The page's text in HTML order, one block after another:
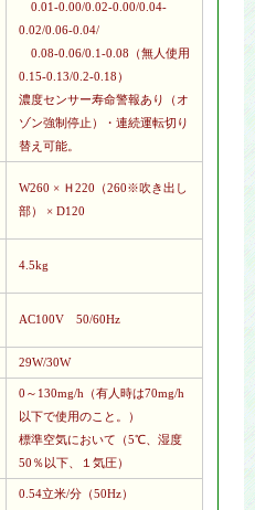
0.01-0.00/0.02-0.00/0.04-
0.02/0.06-0.04/
0.08-0.06/0.1-0.08（無人使用
0.15-0.13/0.2-0.18）
濃度センサー寿命警報あり（オ
ゾン強制停止）・連続運転切り
替え可能。
W260 × Ｈ220（260※吹き出し
部） × D120
4.5kg
AC100V 50/60Hz
29W/30W
0～130mg/h（有人時は70mg/h
以下で使用のこと。）
標準空気において（5℃、湿度
50％以下、１気圧）
0.54立米/分（50Hz）